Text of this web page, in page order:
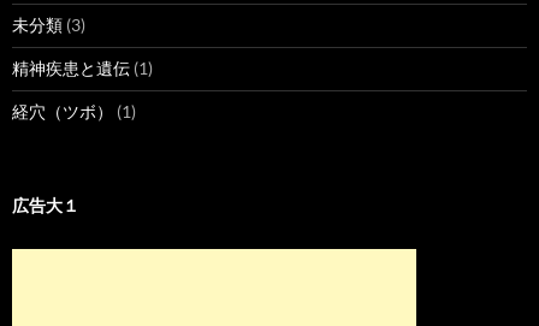
未分類 (3)
精神疾患と遺伝 (1)
経穴（ツボ） (1)
広告大１